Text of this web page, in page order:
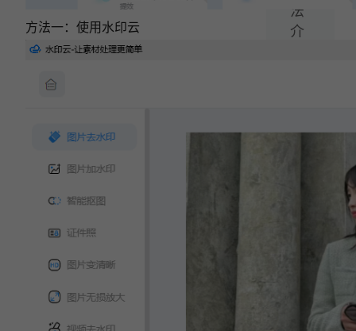
方法一：使用水印云
法
介